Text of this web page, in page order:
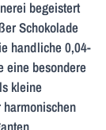
begeistert
Schokolade
handliche 0,04-
eine besondere
kleine